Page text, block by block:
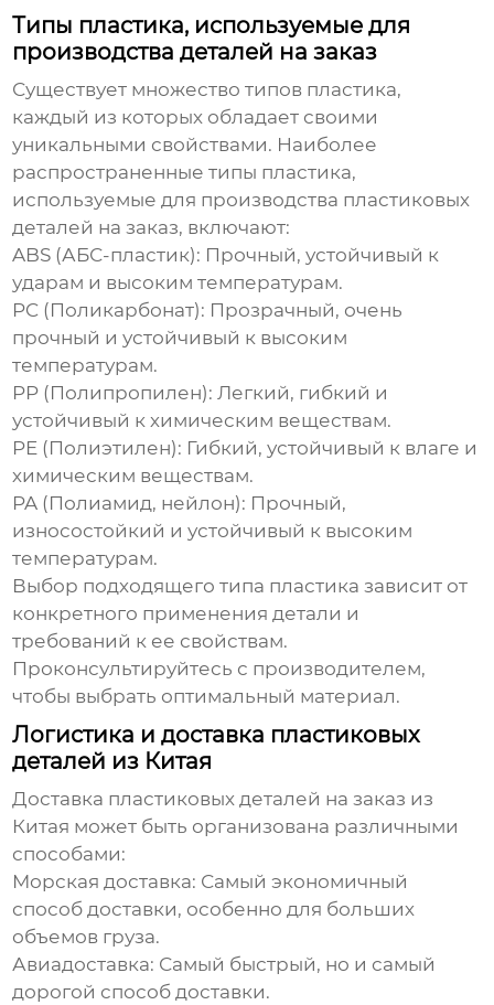
Типы пластика, используемые для
производства деталей на заказ
Существует множество типов пластика,
каждый из которых обладает своими
уникальными свойствами. Наиболее
распространенные типы пластика,
используемые для производства пластиковых
деталей на заказ, включают:
ABS (АБС-пластик): Прочный, устойчивый к
ударам и высоким температурам.
PC (Поликарбонат): Прозрачный, очень
прочный и устойчивый к высоким
температурам.
PP (Полипропилен): Легкий, гибкий и
устойчивый к химическим веществам.
PE (Полиэтилен): Гибкий, устойчивый к влаге и
химическим веществам.
PA (Полиамид, нейлон): Прочный,
износостойкий и устойчивый к высоким
температурам.
Выбор подходящего типа пластика зависит от
конкретного применения детали и
требований к ее свойствам.
Проконсультируйтесь с производителем,
чтобы выбрать оптимальный материал.
Логистика и доставка пластиковых
деталей из Китая
Доставка пластиковых деталей на заказ из
Китая может быть организована различными
способами:
Морская доставка: Самый экономичный
способ доставки, особенно для больших
объемов груза.
Авиадоставка: Самый быстрый, но и самый
дорогой способ доставки.